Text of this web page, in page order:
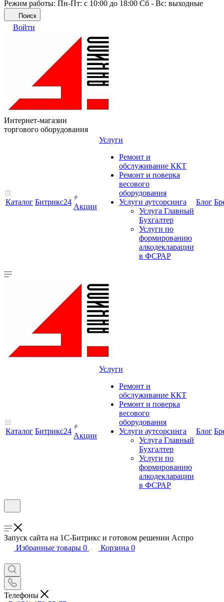
Режим работы: Пн-Пт: с 10:00 до 18:00 Сб - Вс: выходные
Поиск
Войти
Интернет-магазин
торгового оборудования
Каталог Битрикс24
Акции
Услуги
Ремонт и
обслуживание ККТ
Ремонт и поверка
весового
оборудования
Услуги аутсорсинга
Услуга Главный
Бухгалтер
Услуги по
формированию
алкодекларации
в ФСРАР
Блог
Каталог Битрикс24
Акции
Услуги
Ремонт и
обслуживание ККТ
Ремонт и поверка
весового
оборудования
Услуги аутсорсинга
Услуга Главный
Бухгалтер
Услуги по
формированию
алкодекларации
в ФСРАР
Блог
Запуск сайта на 1С-Битрикс и готовом решении Аспро
Избранные товары 0 Корзина 0
Телефоны